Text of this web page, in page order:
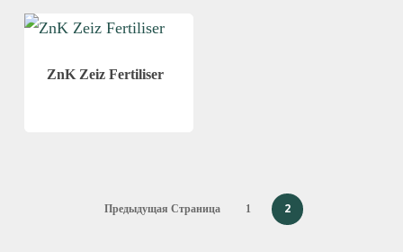
ZnK Zeiz Fertiliser
Предыдущая Страница 1 2